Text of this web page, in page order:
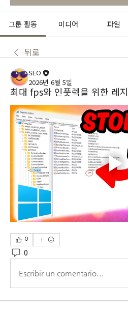
그룹 활동 미디어 파일
뒤로
SEO
2026년 6월 5일
최대 fps와 인풋렉을 위한 레
0
0
Escribir un comentario...